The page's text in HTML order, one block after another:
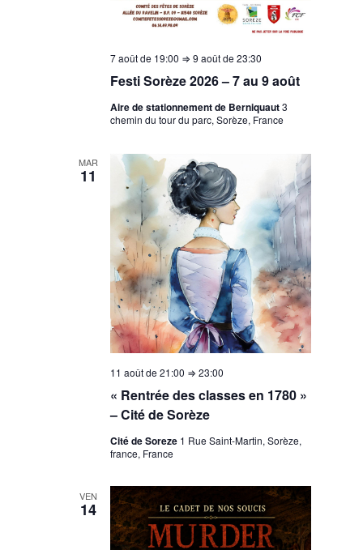
Festi Sorèze 2026 – 7 au 9 août
7 août de 19:00 ⇒9 août de 23:30
Aire de stationnement de Berniquaut3
chemin du tour du parc, Sorèze, France
MAR
11
« Rentrée des classes en 1780 »
– Cité de Sorèze
11 août de 21:00 ⇒23:00
Cité de Soreze 1 Rue Saint-Martin, Sorèze,
france, France
VEN
14